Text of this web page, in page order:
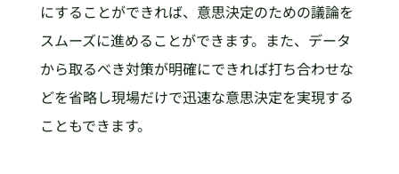
にすることができれば、意思決定のための議論を
スムーズに進めることができます。また、データ
から取るべき対策が明確にできれば打ち合わせな
どを省略し現場だけで迅速な意思決定を実現する
こともできます。